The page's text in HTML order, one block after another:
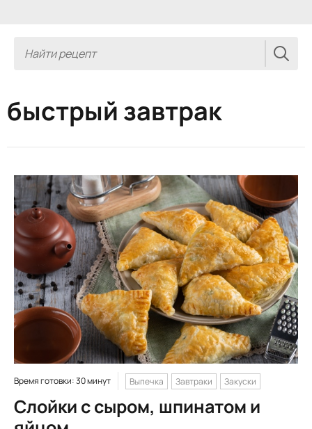
быстрый завтрак
Время готовки: 30 минут Выпечка Завтраки Закуски
Слойки с сыром, шпинатом и